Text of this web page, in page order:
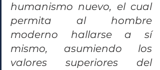
humanismo nuevo, el cual
permita al hombre
moderno hallarse a sí
mismo, asumiendo los
valores superiores del